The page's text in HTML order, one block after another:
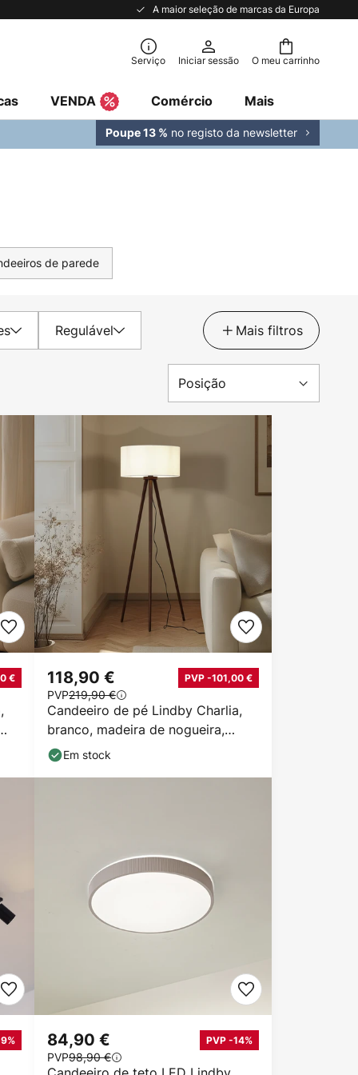
A maior seleção de marcas da Europa
O meu carrinho
Serviço Iniciar sessão
VENDA Comércio Mais
Poupe 13 % no registo da newsletter
de parede
Regulável Mais filtros
€
Candeeiro de pé Lindby Charlia,
branco, madeira de nogueira,
altura 150 cm
118,90 € PVP -101,00 €
PVP219,90 €
Em stock
84,90 € PVP -14%
PVP98,90 €